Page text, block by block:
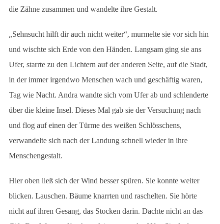
die Zähne zusammen und wandelte ihre Gestalt.
„Sehnsucht hilft dir auch nicht weiter“, murmelte sie vor sich hin
und wischte sich Erde von den Händen. Langsam ging sie ans
Ufer, starrte zu den Lichtern auf der anderen Seite, auf die Stadt,
in der immer irgendwo Menschen wach und geschäftig waren,
Tag wie Nacht. Andra wandte sich vom Ufer ab und schlenderte
über die kleine Insel. Dieses Mal gab sie der Versuchung nach
und flog auf einen der Türme des weißen Schlösschens,
verwandelte sich nach der Landung schnell wieder in ihre
Menschengestalt.
Hier oben ließ sich der Wind besser spüren. Sie konnte weiter
blicken. Lauschen. Bäume knarrten und raschelten. Sie hörte
nicht auf ihren Gesang, das Stocken darin. Dachte nicht an das